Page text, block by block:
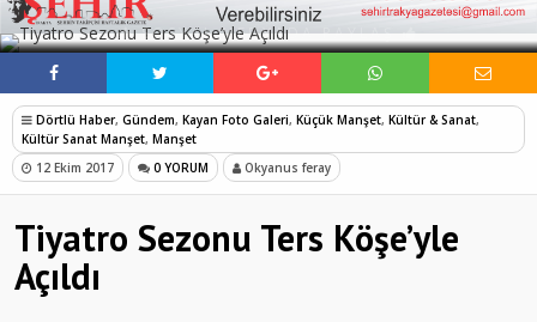
BELEDİYECİLİKTE HİÇBİR HEMŞERİMİZİ YALNIZ
BIRAKMIYORUZ!’
MHP Çorlu İlçe Teşkilatında Yeni Dönem Başladı:
Mazbatalar Alındı
Dolu Vurdu, Büyükşehir Üreticiyi Yalnız Bırakmadı
SOFRALARDA BEREKETİ, GÖNÜLLERDE DAYANIŞMAYI
BÜYÜTÜYORUZ!
SOSYAL MEDYADA PAYLAŞ
Dörtlü Haber, Gündem, Kayan Foto Galeri, Küçük Manşet, Kültür & Sanat,
Kültür Sanat Manşet, Manşet
12 Ekim 2017
0 YORUM Okyanus feray
Tiyatro Sezonu Ters Köşe’yle
Açıldı